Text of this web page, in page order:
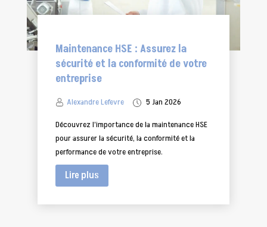
Maintenance HSE : Assurez la
sécurité et la conformité de votre
entreprise
Alexandre Lefevre
5 Jan 2026
Découvrez l’importance de la maintenance HSE
pour assurer la sécurité, la conformité et la
performance de votre entreprise.
Lire plus